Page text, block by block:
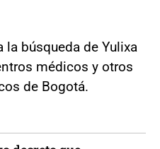
búsqueda de Yulixa
médicos y otros
de Bogotá.